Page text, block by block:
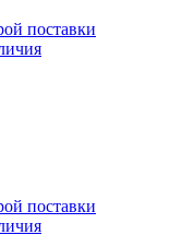
поставки
поставки